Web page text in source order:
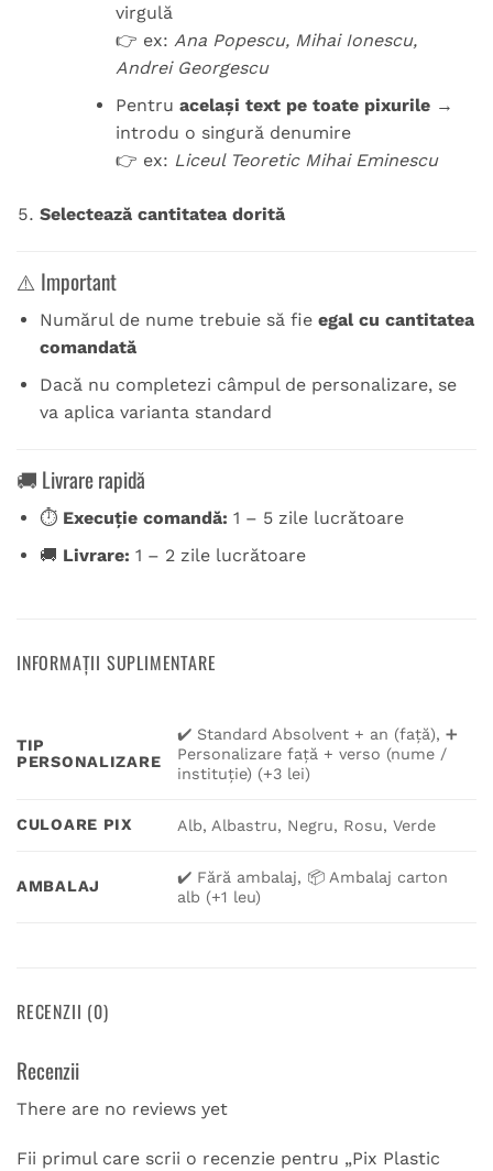
virgulă
👉 ex: Ana Popescu, Mihai Ionescu,
Andrei Georgescu
Pentru același text pe toate pixurile→
introdu o singură denumire
👉 ex: Liceul Teoretic Mihai Eminescu
Selectează cantitatea dorită
⚠️ Important
Numărul de nume trebuie să fie egal cu cantitatea
comandată
Dacă nu completezi câmpul de personalizare, se
va aplica varianta standard
🚚 Livrare rapidă
⏱️ Execuție comandă: 1 – 5 zile lucrătoare
🚚 Livrare: 1 – 2 zile lucrătoare
INFORMAȚII SUPLIMENTARE
TIP
PERSONALIZARE
✔️ Standard Absolvent + an (față), ➕
Personalizare față + verso (nume /
instituție) (+3 lei)
CULOARE PIX Alb, Albastru, Negru, Rosu, Verde
AMBALAJ
✔️ Fără ambalaj, 📦 Ambalaj carton
alb (+1 leu)
RECENZII (0)
Recenzii
There are no reviews yet
Fii primul care scrii o recenzie pentru „Pix Plastic